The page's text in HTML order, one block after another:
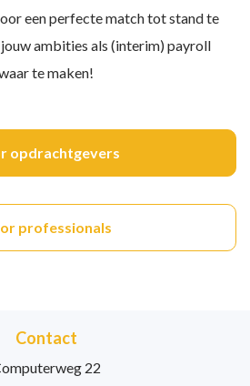
een perfecte match tot stand te
ambities als (interim) payroll
te maken!
opdrachtgevers
professionals
Contact
22